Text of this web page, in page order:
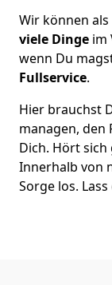
Wir können
viele Dinge im
wenn Du
Fullservice.
Hier brauchst
managen, den
Dich. Hört sich
Innerhalb von
Sorge los.